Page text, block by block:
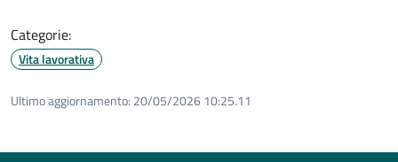
Categorie:
Vita lavorativa
Ultimo aggiornamento: 20/05/2026 10:25.11